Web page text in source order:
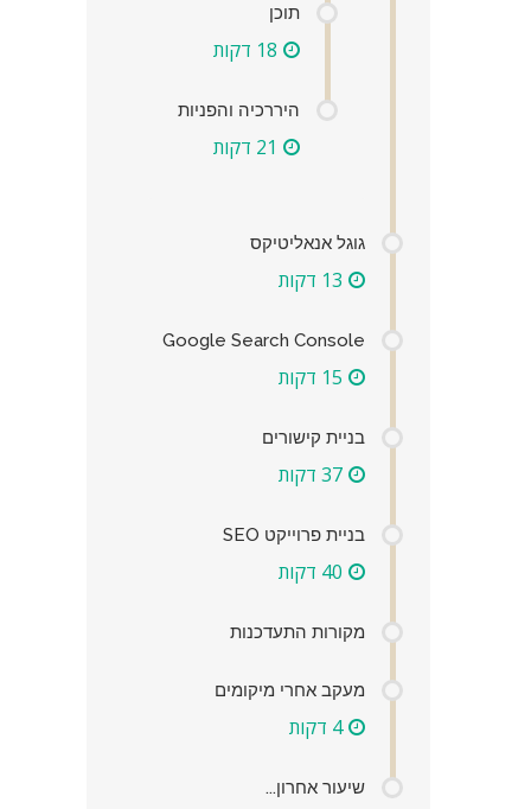
תוכן
18 דקות
היררכיה והפניות
21 דקות
גוגל אנאליטיקס
13 דקות
Google Search Console
15 דקות
בניית קישורים
37 דקות
בניית פרוייקט SEO
40 דקות
מקורות התעדכנות
מעקב אחרי מיקומים
4 דקות
שיעור אחרון...